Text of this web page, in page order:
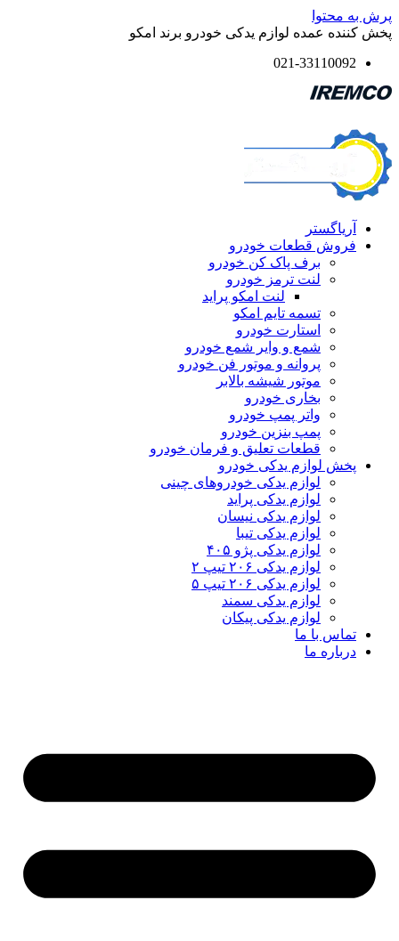
پرش به محتوا
پخش کننده عمده لوازم یدکی خودرو برند امکو
021-33110092
آریاگستر
فروش قطعات خودرو
برف پاک کن خودرو
لنت ترمز خودرو
لنت امکو پراید
تسمه تایم امکو
استارت خودرو
شمع و وایر شمع خودرو
پروانه و موتور فن خودرو
موتور شیشه بالابر
بخاری خودرو
واتر پمپ خودرو
پمپ بنزین خودرو
قطعات تعلیق و فرمان خودرو
پخش لوازم یدکی خودرو
لوازم یدکی خودروهای چینی
لوازم یدکی پراید
لوازم یدکی نیسان
لوازم یدکی تیبا
لوازم یدکی پژو ۴۰۵
لوازم یدکی ۲۰۶ تیپ ۲
لوازم یدکی ۲۰۶ تیپ ۵
لوازم یدکی سمند
لوازم یدکی پیکان
تماس با ما
درباره ما